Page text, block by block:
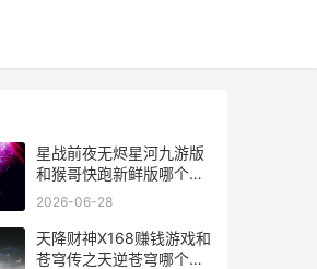
星战前夜无烬星河九游版
和猴哥快跑新鲜版哪个好
星战前夜:无烬星河pibc
2026-06-28
天降财神X168赚钱游戏和
苍穹传之天逆苍穹哪个好